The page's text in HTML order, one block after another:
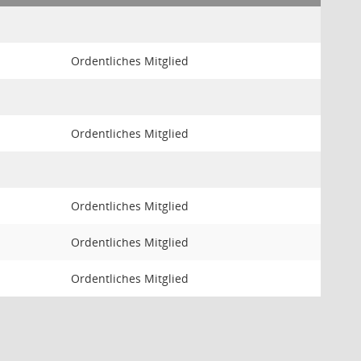
Ordentliches Mitglied
Ordentliches Mitglied
Ordentliches Mitglied
Ordentliches Mitglied
Ordentliches Mitglied